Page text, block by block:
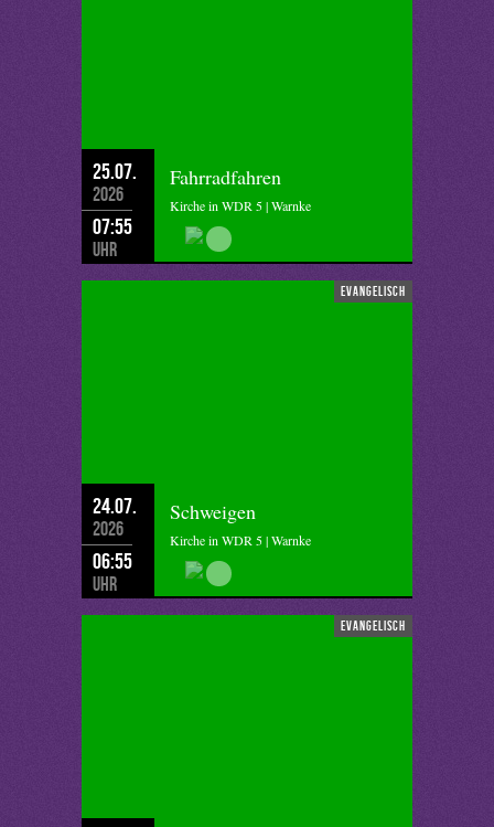
25.07.
2026
07:55
Uhr
Fahrradfahren
Kirche in WDR 5 | Warnke
evangelisch
24.07.
2026
06:55
Uhr
Schweigen
Kirche in WDR 5 | Warnke
evangelisch